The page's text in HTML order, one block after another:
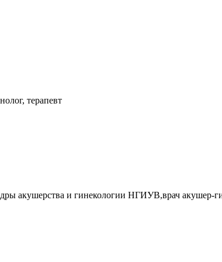
терапевт
акушерства и гинекологии НГИУВ,врач акушер-